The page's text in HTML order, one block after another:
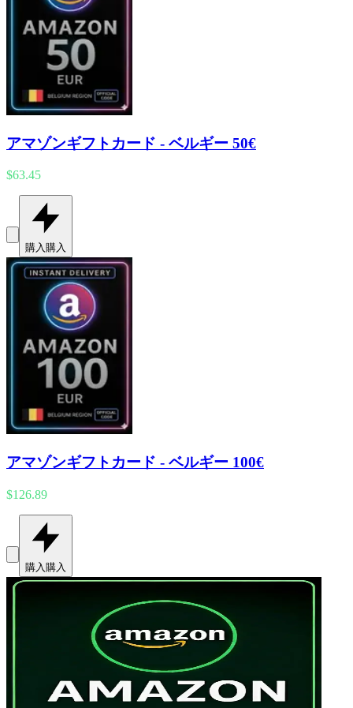
アマゾンギフトカード - ベルギー 50€
$63.45
購入購入
アマゾンギフトカード - ベルギー 100€
$126.89
購入 購入